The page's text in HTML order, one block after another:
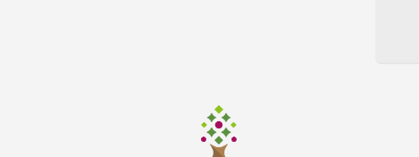
通信系システム開発